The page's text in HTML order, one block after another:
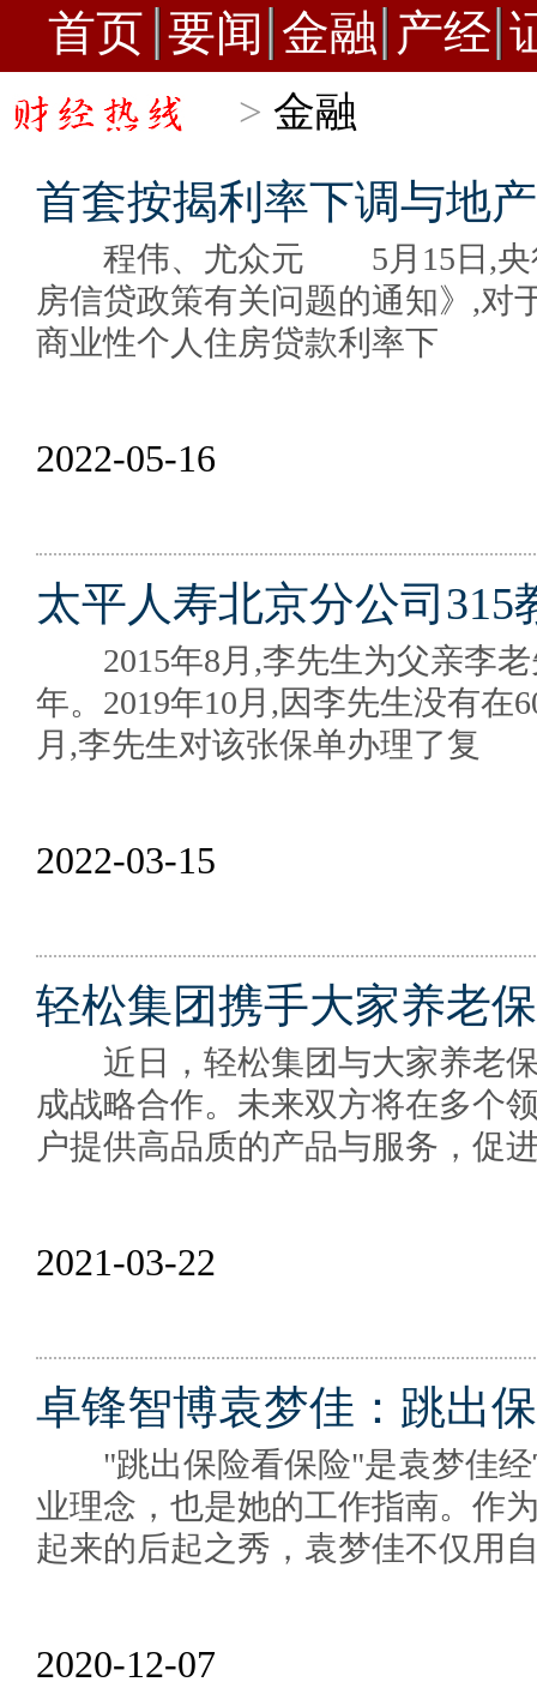
首页 要闻 金融 产经
> 金融
首套按揭利率下调与地
程伟、尤众元 5月15日,央行
房信贷政策有关问题的通知》,对
商业性个人住房贷款利率下
2022-05-16
太平人寿北京分公司
2015年8月,李先生为父亲李老
年。2019年10月,因李先生没有在
月,李先生对该张保单办理了复
2022-03-15
轻松集团携手大家养老
近日，轻松集团与大家养老保
成战略合作。未来双方将在多个
户提供高品质的产品与服务，促
2021-03-22
卓锋智博袁梦佳：跳出
"跳出保险看保险"是袁梦佳经
业理念，也是她的工作指南。作
起来的后起之秀，袁梦佳不仅用
2020-12-07